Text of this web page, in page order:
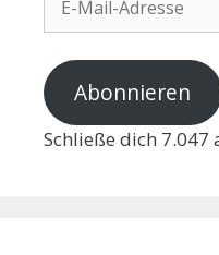
Abonnieren
Schließe dich 7.047